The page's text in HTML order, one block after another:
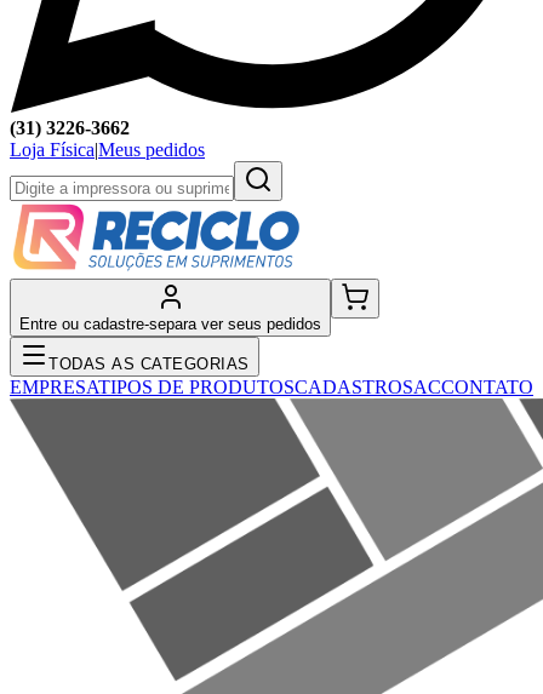
(31) 3226-3662
Loja Física|Meus pedidos
Entre ou cadastre-separa ver seus pedidos
TODAS AS CATEGORIAS
EMPRESATIPOS DE PRODUTOSCADASTROSACCONTATO